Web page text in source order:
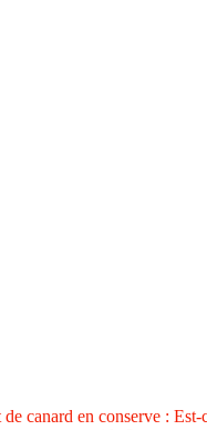
canard en conserve : Est-